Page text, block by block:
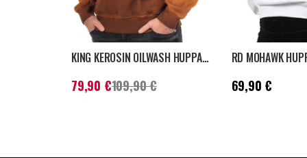
KING KEROSIN OILWASH HUPPARI - RUSKEA
Nykyinen hinta:79,90 €
hinta
109,90 €
79,90 €109,90 €
Hinta:69,90 €
69,90 €